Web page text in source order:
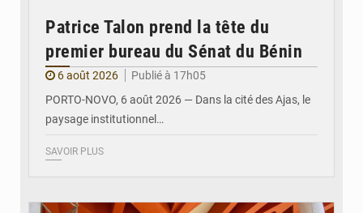
Patrice Talon prend la tête du
premier bureau du Sénat du Bénin
6 août 2026
Publié à 17h05
PORTO-NOVO, 6 août 2026 — Dans la cité des Ajas, le
paysage institutionnel…
SAVOIR PLUS